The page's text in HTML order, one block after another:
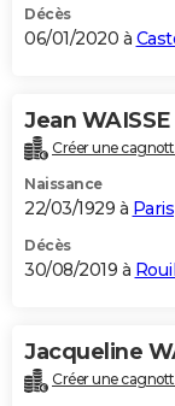
Décès
06/01/2020 à
Jean WAISSE
Créer une
Naissance
22/03/1929 à Paris
Décès
30/08/2019 à
Jacqueline
Créer une